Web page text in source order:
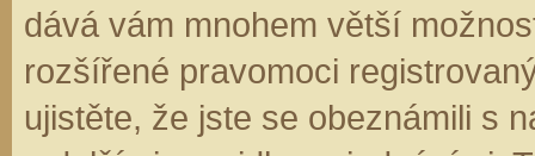
dává vám mnohem větší
rozšířené pravomoci
ujistěte, že jste se obeznámili s